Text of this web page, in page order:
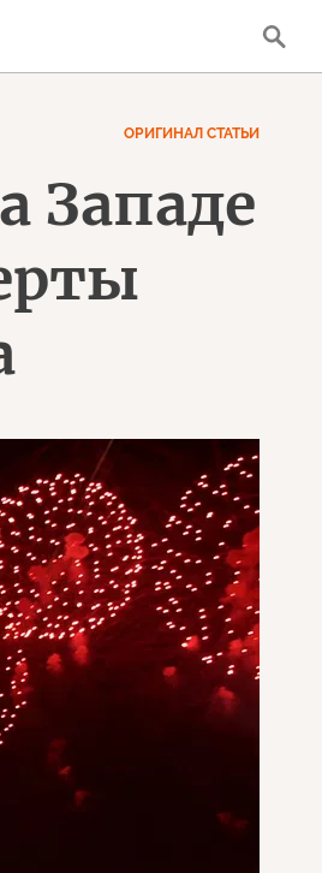
ОРИГИНАЛ СТАТЬИ
Западе